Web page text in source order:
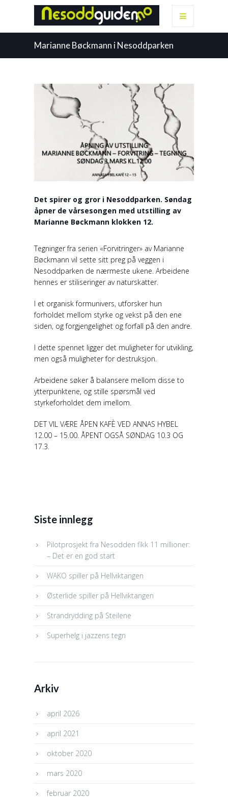
Marianne Bøckmann i Nesoddparken
Det spirer og gror i Nesoddparken. Søndag
åpner de vårsesongen med utstilling av
Marianne Bøckmann klokken 12.
Tegninger fra serien «Forvitringer» av Marianne
Bøckmann vil sette sitt preg på veggen i
Nesoddparken de nærmeste ukene. Arbeidene
hennes er stiliseringer av naturskatter.
I et organisk formunivers, utforsker hun
forholdet mellom styrke og vekst på den ene
siden, og forgjengelighet og forfall på den andre.
I dette spennet ligger det muligheter for utvikling,
men også muligheter for destruksjon.
Arbeidene søker å balansere mellom disse to
ytterpunktene, og stille spørsmål ved
styrkeforholdet dem imellom.
DET VIL VÆRE ÅPEN KAFÈ VED ANNAS HYBEL
12.00 – 15.00. ÅPENT OGSÅ SØNDAG 10.3 OG
17.3.
Siste innlegg
Pilotprosjekt fra Nesodden fikk 11 millioner:
– Det er en god start
WAKO spiller på Hellviktangen
Østerlide spiller på Hellviktangen
Strandrydding på Steilene
Superhelg i jazzens tegn
Arkiv
april 2026
april 2021
oktober 2020
mars 2020
februar 2020